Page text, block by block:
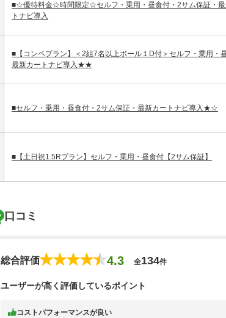
■☆優待料金☆時間限定☆セルフ・乗用・昼食付・2サム保証・最
トナビ導入
■【コンペプラン】＜2組7名以上ボール１D付＞セルフ・乗用・
最新カートナビ導入★★
■セルフ・乗用・昼食付・2サム保証・最新カートナビ導入★☆
■【土日祝1.5Rプラン】セルフ・乗用・昼食付【2サム保証】
口コミ
総合評価 4.3 全134件
ユーザーが高く評価しているポイント
コストパフォーマンスが良い